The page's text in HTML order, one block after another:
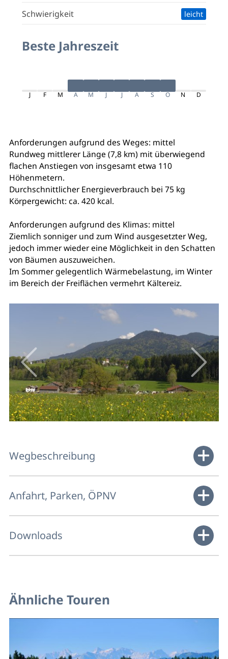
Schwierigkeit
leicht
Beste Jahreszeit
J F M A M J J A S O N D
Anforderungen aufgrund des Weges: mittel
Rundweg mittlerer Länge (7,8 km) mit überwiegend
flachen Anstiegen von insgesamt etwa 110
Höhenmetern.
Durchschnittlicher Energieverbrauch bei 75 kg
Körpergewicht: ca. 420 kcal.
Anforderungen aufgrund des Klimas: mittel
Ziemlich sonniger und zum Wind ausgesetzter Weg,
jedoch immer wieder eine Möglichkeit in den Schatten
von Bäumen auszuweichen.
Im Sommer gelegentlich Wärmebelastung, im Winter
im Bereich der Freiflächen vermehrt Kältereiz.
Wegbeschreibung
Anfahrt, Parken, ÖPNV
Downloads
Ähnliche Touren